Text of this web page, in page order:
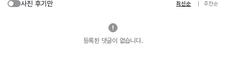
사진 후기만 최신순 추천순
등록된 댓글이 없습니다.